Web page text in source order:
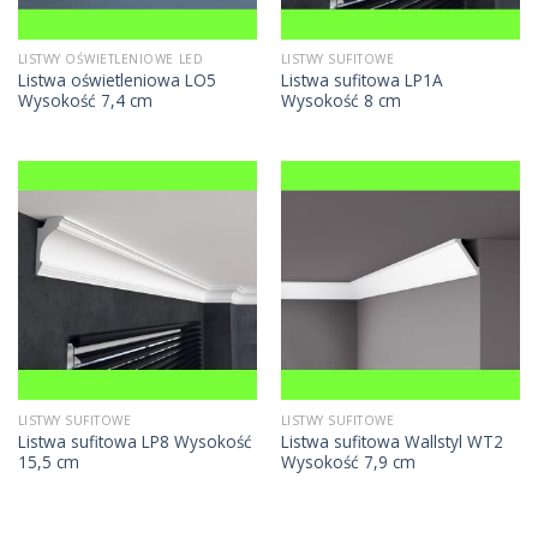
LISTWY OŚWIETLENIOWE LED
Listwa oświetleniowa LO5
Wysokość 7,4 cm
LISTWY SUFITOWE
Listwa sufitowa LP1A
Wysokość 8 cm
LISTWY SUFITOWE
Listwa sufitowa LP8 Wysokość
15,5 cm
LISTWY SUFITOWE
Listwa sufitowa Wallstyl WT2
Wysokość 7,9 cm